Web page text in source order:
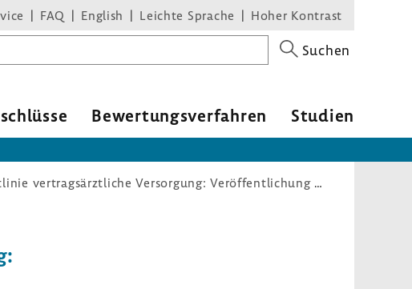
FAQ English Leichte Sprache Hoher Kontrast
Suchen
Bewer­tungs­ver­fahren Studien
Qualitätsmanagement-Richtlinie vertragsärztliche Versorgung: Veröffentlichung des Berichts der KBV